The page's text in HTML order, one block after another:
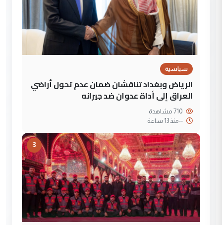
سياسية
الرياض وبغداد تناقشان ضمان عدم تحول أراضي
العراق إلى أداة عدوان ضد جيرانه
--منذ 13 ساعة
3